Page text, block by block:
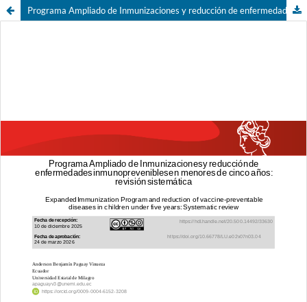
Programa Ampliado de Inmunizaciones y reducción de enfermedades inmunoprevenibles en menores de cinco años: revisión sistemática